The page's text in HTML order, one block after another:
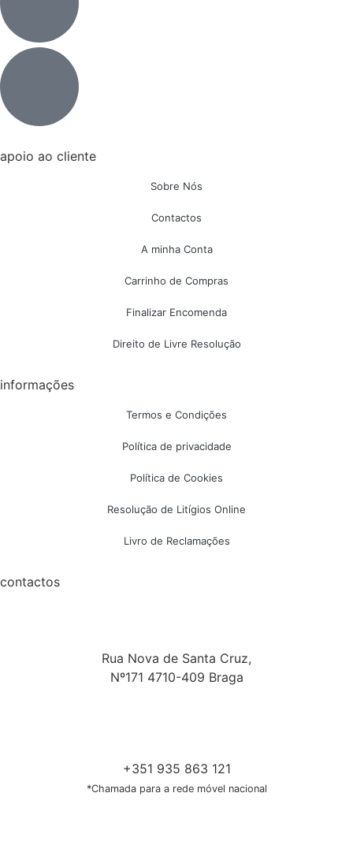
apoio ao cliente
Sobre Nós
Contactos
A minha Conta
Carrinho de Compras
Finalizar Encomenda
Direito de Livre Resolução
informações
Termos e Condições
Política de privacidade
Política de Cookies
Resolução de Litígios Online
Livro de Reclamações
contactos
Rua Nova de Santa Cruz,
Nº171 4710-409 Braga
+351 935 863 121
*Chamada para a rede móvel nacional